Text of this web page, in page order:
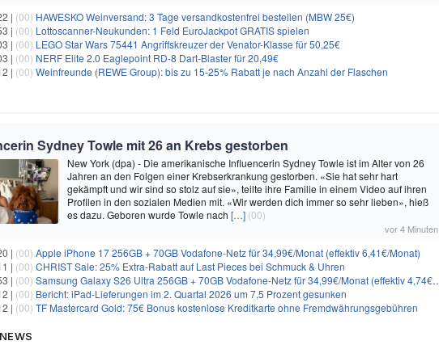
| (00) HAWESKO Weinversand: 3 Tage versandkostenfrei bestellen (MBW 25€)
| (00) Lottoscanner-Neukunden: 1 Feld EuroJackpot GRATIS spielen
| (00) LEGO Star Wars 75441 Angriffskreuzer der Venator-Klasse für 50,25€
| (00) NERF Elite 2.0 Eaglepoint RD-8 Dart-Blaster für 20,49€
| (00) Weinfreunde (REWE Group): bis zu 15-25% Rabatt je nach Anzahl der Flaschen
Sydney Towle mit 26 an Krebs gestorben
New York (dpa) - Die amerikanische Influencerin Sydney Towle ist im Alter von 26
Jahren an den Folgen einer Krebserkrankung gestorben. «Sie hat sehr hart
gekämpft und wir sind so stolz auf sie», teilte ihre Familie in einem Video auf ihren
Profilen in den sozialen Medien mit. «Wir werden dich immer so sehr lieben», hieß
es dazu. Geboren wurde Towle nach […] (00)
vor 4 Minuten
| (00) Apple iPhone 17 256GB + 70GB Vodafone-Netz für 34,99€/Monat (effektiv 6,41€/Monat)
| (00) CHRIST Sale: 25% Extra-Rabatt auf Last Pieces bei Schmuck & Uhren
| (00) Samsung Galaxy S26 Ultra 256GB + 70GB Vodafone-Netz für 34,99€/Monat (effektiv 4,74€/Monat)
| (00) Bericht: iPad-Lieferungen im 2. Quartal 2026 um 7,5 Prozent gesunken
| (00) TF Mastercard Gold: 75€ Bonus kostenlose Kreditkarte ohne Fremdwährungsgebühren